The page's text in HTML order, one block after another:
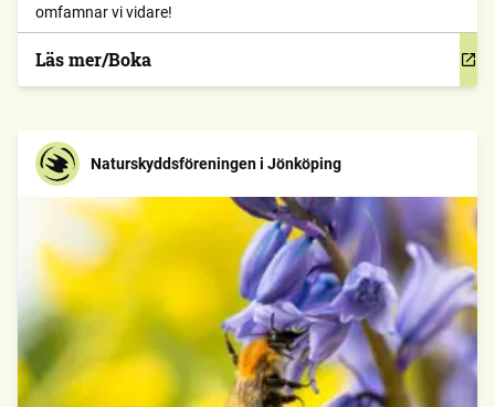
omfamnar vi vidare!
Läs mer/Boka
Naturskyddsföreningen i Jönköping